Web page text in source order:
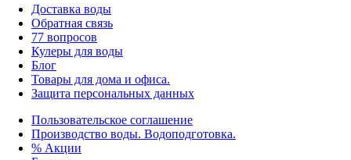
Доставка воды
Обратная связь
77 вопросов
Кулеры для воды
Блог
Товары для дома и офиса.
Защита персональных данных
Пользовательское соглашение
Производство воды. Водоподготовка.
% Акции